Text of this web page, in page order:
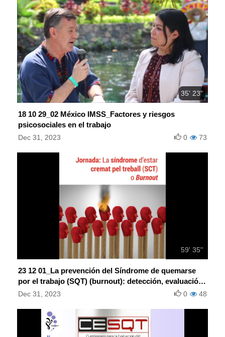
35' 23''
18 10 29_02 México IMSS_Factores y riesgos
psicosociales en el trabajo
Dec 31, 2023 73
0
59' 35''
23 12 01_La prevención del Síndrome de quemarse
por el trabajo (SQT) (burnout): detección, evaluación
e intervención
Dec 31, 2023 48
0